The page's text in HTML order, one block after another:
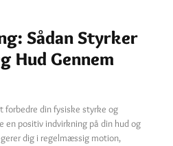
Sådan Styrker
Hud Gennem
din fysiske styrke og
en positiv indvirkning på din hud og
dig i regelmæssig motion,